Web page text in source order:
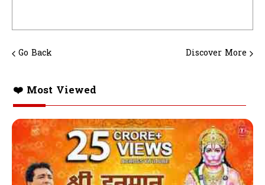
Go Back Discover More
❤️ Most Viewed